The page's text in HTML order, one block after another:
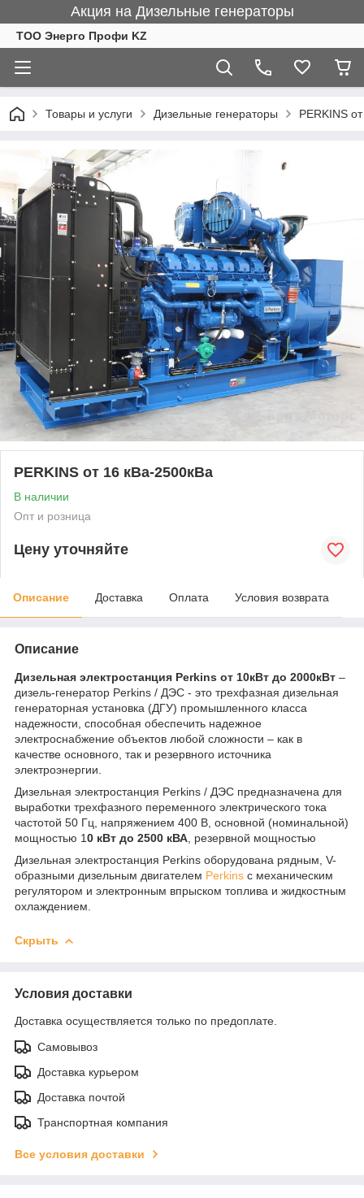
Акция на Дизельные генераторы
ТОО Энерго Профи KZ
Товары и услуги Дизельные генераторы PERKINS
PERKINS от 16 кВа-2500кВа
В наличии
Опт и розница
Цену уточняйте
Описание Доставка Оплата Условия возврата
Описание
Дизельная электростанция Perkins от 10кВт до 2000кВт –
дизель-генератор Perkins / ДЭС - это трехфазная дизельная
генераторная установка (ДГУ) промышленного класса
надежности, способная обеспечить надежное
электроснабжение объектов любой сложности – как в
качестве основного, так и резервного источника
электроэнергии.
Дизельная электростанция Perkins / ДЭС предназначена для
выработки трехфазного переменного электрического тока
частотой 50 Гц, напряжением 400 В, основной (номинальной)
мощностью 10 кВт до 2500 кВА , резервной мощностью
Дизельная электростанция Perkins оборудована рядным, V-
образными дизельным двигателем Perkins с механическим
регулятором и электронным впрыском топлива и жидкостным
охлаждением.
Скрыть
Условия доставки
Доставка осуществляется только по предоплате.
Самовывоз
Доставка курьером
Доставка почтой
Транспортная компания
Все условия доставки